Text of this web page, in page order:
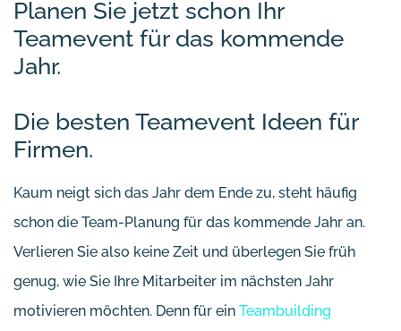
Planen Sie jetzt schon Ihr
Teamevent für das kommende
Jahr.
Die besten Teamevent Ideen für
Firmen.
Kaum neigt sich das Jahr dem Ende zu, steht häufig
schon die Team-Planung für das kommende Jahr an.
Verlieren Sie also keine Zeit und überlegen Sie früh
genug, wie Sie Ihre Mitarbeiter im nächsten Jahr
motivieren möchten. Denn für ein Teambuilding